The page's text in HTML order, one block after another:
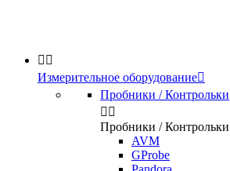
 
Измерительное оборудование
Пробники / Контрольки
 
Пробники / Контрольки
AVM
GProbe